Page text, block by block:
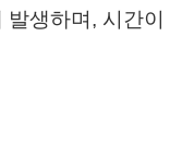
생하며, 시간이